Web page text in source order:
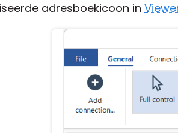
adresboekicoon in